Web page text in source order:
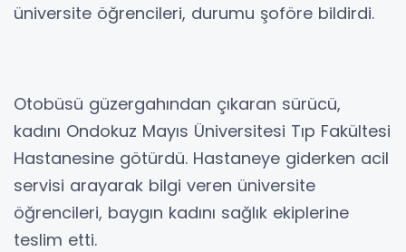
üniversite öğrencileri, durumu şoföre bildirdi.
Otobüsü güzergahından çıkaran sürücü,
kadını Ondokuz Mayıs Üniversitesi Tıp Fakültesi
Hastanesine götürdü. Hastaneye giderken acil
servisi arayarak bilgi veren üniversite
öğrencileri, baygın kadını sağlık ekiplerine
teslim etti.